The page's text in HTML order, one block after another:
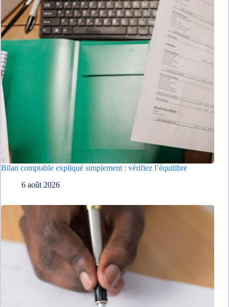
Bilan comptable expliqué simplement : vérifiez l’équilibre
6 août 2026